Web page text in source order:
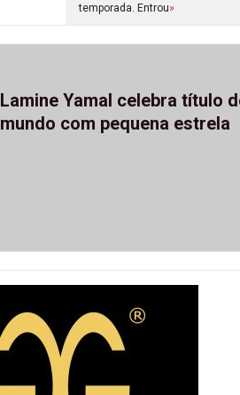
temporada. Entrou»
Lamine Yamal celebra título
mundo com pequena estrela